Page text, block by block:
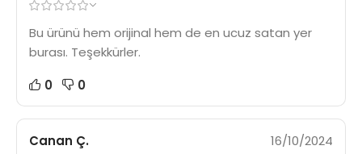
Bu ürünü hem orijinal hem de en ucuz satan yer
burası. Teşekkürler.
0
0
Canan Ç. 16/10/2024